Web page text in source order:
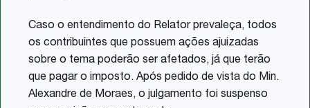
Caso o entendimento do Relator prevaleça, todos
os contribuintes que possuem ações ajuizadas
sobre o tema poderão ser afetados, já que terão
que pagar o imposto. Após pedido de vista do Min.
Alexandre de Moraes, o julgamento foi suspenso